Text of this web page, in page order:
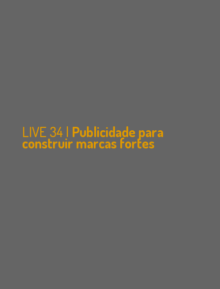
LIVE 34 | Publicidade para
construir marcas fortes